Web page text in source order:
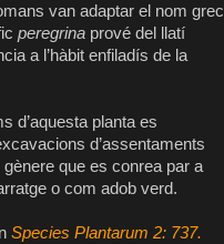
van adaptar el nom grec
peregrina prové del llatí
a l’hàbit enfiladís de la
d’aquesta planta es
d’assentaments
que es conrea par a
o com adob verd.
Species Plantarum 2: 737.